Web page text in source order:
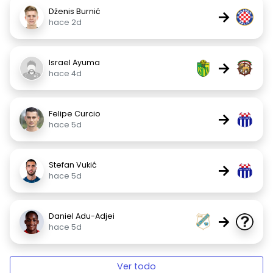
Dženis Burnić
hace 2d
→
Israel Ayuma
hace 4d
→
Felipe Curcio
hace 5d
→
Stefan Vukić
hace 5d
→
Daniel Adu-Adjei
hace 5d
→
Ver todo